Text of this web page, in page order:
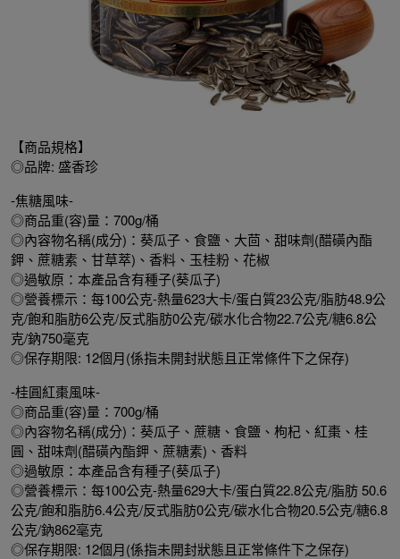
【商品規格】
◎品牌: 盛香珍
-焦糖風味-
◎商品重(容)量：700g/桶
◎內容物名稱(成分)：葵瓜子、食鹽、大茴、甜味劑(醋磺內酯
鉀、蔗糖素、甘草萃)、香料、玉桂粉、花椒
◎過敏原：本產品含有種子(葵瓜子)
◎營養標示：每100公克-熱量623大卡/蛋白質23公克/脂肪48.9公
克/飽和脂肪6公克/反式脂肪0公克/碳水化合物22.7公克/糖6.8公
克/鈉750毫克
◎保存期限: 12個月(係指未開封狀態且正常條件下之保存)
-桂圓紅棗風味-
◎商品重(容)量：700g/桶
◎內容物名稱(成分)：葵瓜子、蔗糖、食鹽、枸杞、紅棗、桂
圓、甜味劑(醋磺內酯鉀、蔗糖素)、香料
◎過敏原：本產品含有種子(葵瓜子)
◎營養標示：每100公克-熱量629大卡/蛋白質22.8公克/脂肪 50.6
公克/飽和脂肪6.4公克/反式脂肪0公克/碳水化合物20.5公克/糖6.8
公克/鈉862毫克
◎保存期限: 12個月(係指未開封狀態且正常條件下之保存)